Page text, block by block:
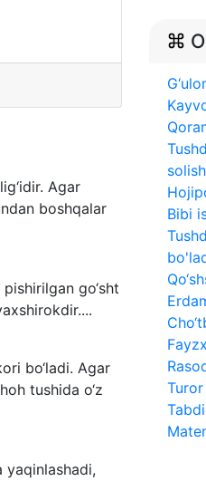
Agar
boshqalar
go‘sht
bo‘ladi. Agar
tushida o‘z
yaqinlashadi,
Bibi